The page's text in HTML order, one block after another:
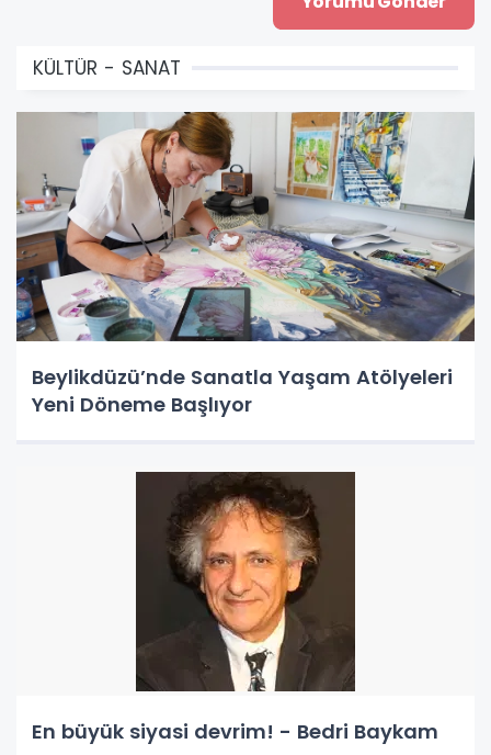
KÜLTÜR - SANAT
Beylikdüzü’nde Sanatla Yaşam Atölyeleri
Yeni Döneme Başlıyor
En büyük siyasi devrim! - Bedri Baykam